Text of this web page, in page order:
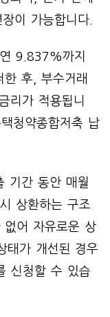
이 가능합니다.
9.837%까지
한 후, 부수거래
리가 적용됩니
청약종합저축 납
기간 동안 매월
상환하는 구조
없어 자유로운 상
태가 개선된 경우
신청할 수 있습